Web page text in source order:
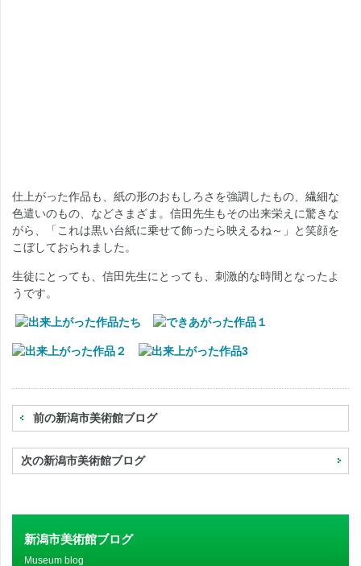
仕上がった作品も、紙の形のおもしろさを強調したもの、繊細な
色遣いのもの、などさまざま。信田先生もその出来栄えに驚きな
がら、「これは黒い台紙に乗せて飾ったら映えるね～」と笑顔を
こぼしておられました。
生徒にとっても、信田先生にとっても、刺激的な時間となったよ
うです。
前の新潟市美術館ブログ
次の新潟市美術館ブログ
新潟市美術館ブログ
Museum blog